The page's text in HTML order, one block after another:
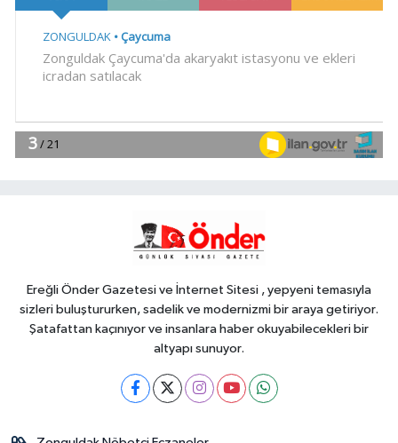
11:42 İzmir Efes Selçuk'ta engelsiz
11:37 ELLERİNİZE SAĞLIK...
Ereğli Önder Gazetesi ve İnternet Sitesi , yepyeni temasıyla
sizleri buluştururken, sadelik ve modernizmi bir araya getiriyor.
Şatafattan kaçınıyor ve insanlara haber okuyabilecekleri bir
altyapı sunuyor.